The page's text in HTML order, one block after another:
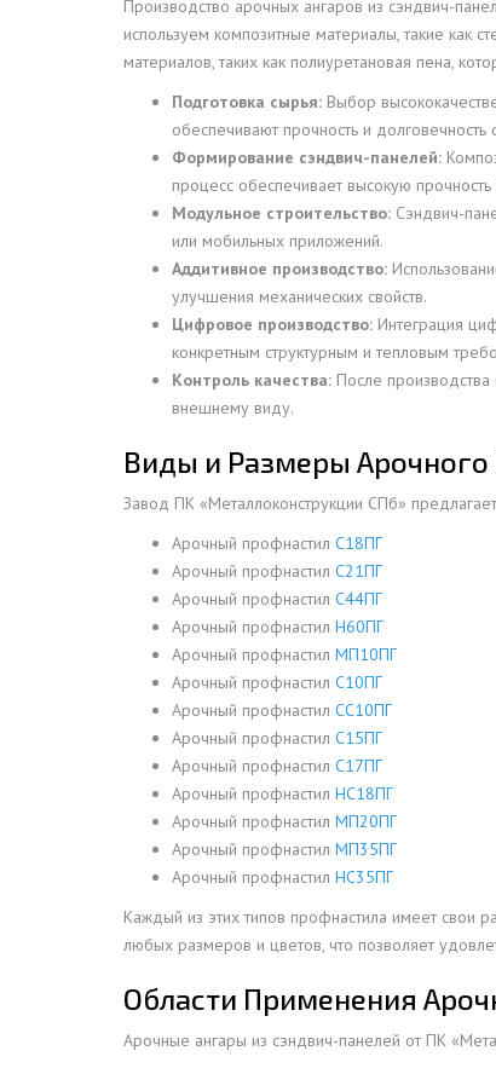
Производство арочных ангаров из сэндвич-
используем композитные материалы, такие как
материалов, таких как полиуретановая пена,
Подготовка сырья: Выбор
обеспечивают прочность и долговечность
Формирование сэндвич-панелей:
процесс обеспечивает высокую
Модульное строительство: Сэндвич-
или мобильных приложений.
Аддитивное производство:
улучшения механических свойств.
Цифровое производство: Интеграция
конкретным структурным и тепловым
Контроль качества: После производства
внешнему виду.
Виды и Размеры Арочного
Завод ПК «Металлоконструкции СПб»
Арочный профнастил С18ПГ
Арочный профнастил С21ПГ
Арочный профнастил С44ПГ
Арочный профнастил Н60ПГ
Арочный профнастил МП10ПГ
Арочный профнастил С10ПГ
Арочный профнастил СС10ПГ
Арочный профнастил С15ПГ
Арочный профнастил С17ПГ
Арочный профнастил НС18ПГ
Арочный профнастил МП20ПГ
Арочный профнастил МП35ПГ
Арочный профнастил НС35ПГ
Каждый из этих типов профнастила имеет свои
любых размеров и цветов, что позволяет
Области Применения
Арочные ангары из сэндвич-панелей от ПК